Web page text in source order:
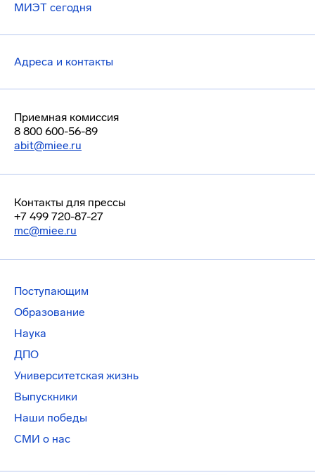
МИЭТ сегодня
Адреса и контакты
Приемная комиссия
8 800 600-56-89
abit@miee.ru
Контакты для прессы
+7 499 720-87-27
mc@miee.ru
Поступающим
Образование
Наука
ДПО
Университетская жизнь
Выпускники
Наши победы
СМИ о нас